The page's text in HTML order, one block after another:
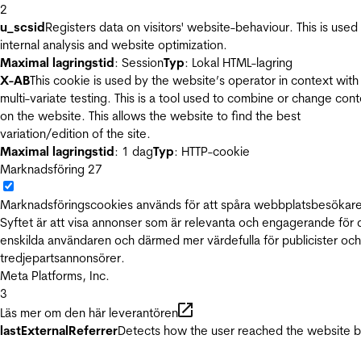
2
u_scsidRegisters data on visitors' website-behaviour. This is
internal analysis and website optimization.
Maximal lagringstid: SessionTyp: Lokal HTML-lagring
X-ABThis cookie is used by the website’s operator in context with
multi-variate testing. This is a tool used to combine or change
on the website. This allows the website to find the best
variation/edition of the site.
Maximal lagringstid: 1 dagTyp: HTTP-cookie
Marknadsföring 27
Marknadsföringscookies används för att spåra
Syftet är att visa annonser som är relevanta och engagerande för
enskilda användaren och därmed mer värdefulla för publicister och
tredjepartsannonsörer.
Meta Platforms, Inc.
3
Läs mer om den här leverantören
lastExternalReferrerDetects how the user reached the website